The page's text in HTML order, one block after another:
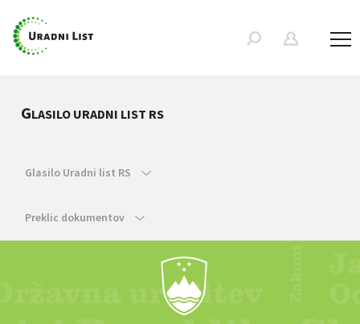
GLASILO URADNI LIST RS
Glasilo Uradni list RS
Preklic dokumentov